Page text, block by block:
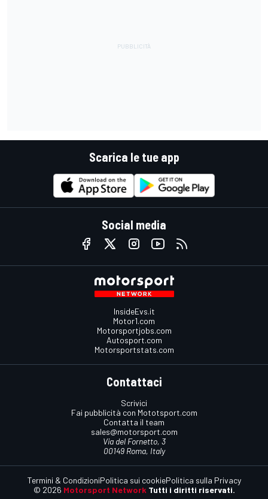
Scarica le tue app
Social media
InsideEvs.it
Motor1.com
Motorsportjobs.com
Autosport.com
Motorsportstats.com
Contattaci
Scrivici
Fai pubblicità con Mototsport.com
Contatta il team
sales@motorsport.com
Via del Fornetto, 3
00149 Roma, Italy
© 2026 Motorsport Network Tutti i diritti riservati.
Termini & CondizioniPolitica sui cookiePolitica sulla Privacy